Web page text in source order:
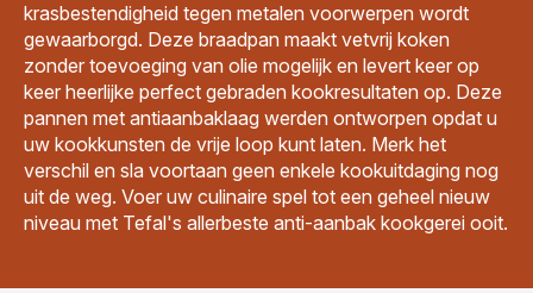
krasbestendigheid tegen metalen voorwerpen wordt
gewaarborgd. Deze braadpan maakt vetvrij koken
zonder toevoeging van olie mogelijk en levert keer op
keer heerlijke perfect gebraden kookresultaten op. Deze
pannen met antiaanbaklaag werden ontworpen opdat u
uw kookkunsten de vrije loop kunt laten. Merk het
verschil en sla voortaan geen enkele kookuitdaging nog
uit de weg. Voer uw culinaire spel tot een geheel nieuw
niveau met Tefal's allerbeste anti-aanbak kookgerei ooit.